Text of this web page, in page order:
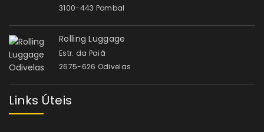
3100-443 Pombal
Rolling Luggage
Estr. da Paiã
2675-626 Odivelas
Links Úteis